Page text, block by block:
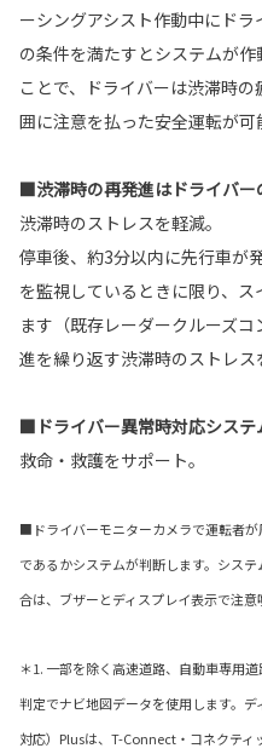
ーシングアシスト作動中にド
の条件を満たすとシステムが
ことで、ドライバーは渋滞時
囲に注意を払った安全運転が可
■渋滞時の再発進はドライバー
渋滞時のストレスを軽減。
停車後、約3分以内に先行車が
を監視しているときに限り、
ます（既存レーダークルーズ
進を繰り返す渋滞時のストレス
■ドライバー異常時対応システ
救命・救護をサポート。
■ドライバーモニターカメラで運転者
であるかシステムが判断します。シス
合は、ブザーとディスプレイ表示で注
＊1. 一部を除く高速道路、自動車専用
判定でナビ地図データを使用します。
対応）Plusは、T-Connect・コネクティ